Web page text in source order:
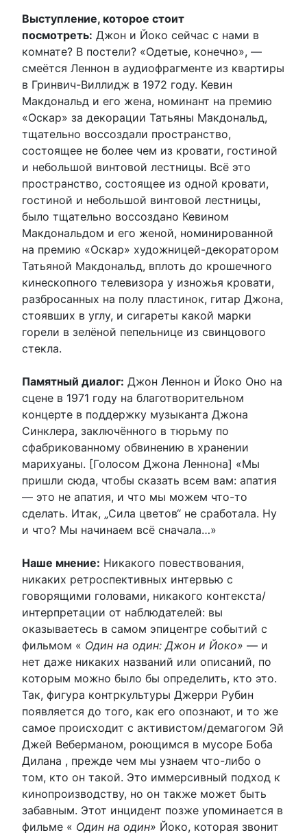
Выступление, которое стоит
посмотреть: Джон и Йоко сейчас с нами в
комнате? В постели? «Одетые, конечно», —
смеётся Леннон в аудиофрагменте из квартиры
в Гринвич-Виллидж в 1972 году. Кевин
Макдональд и его жена, номинант на премию
«Оскар» за декорации Татьяны Макдональд,
тщательно воссоздали пространство,
состоящее не более чем из кровати, гостиной
и небольшой винтовой лестницы. Всё это
пространство, состоящее из одной кровати,
гостиной и небольшой винтовой лестницы,
было тщательно воссоздано Кевином
Макдональдом и его женой, номинированной
на премию «Оскар» художницей-декоратором
Татьяной Макдональд, вплоть до крошечного
кинескопного телевизора у изножья кровати,
разбросанных на полу пластинок, гитар Джона,
стоявших в углу, и сигареты какой марки
горели в зелёной пепельнице из свинцового
стекла.
Памятный диалог: Джон Леннон и Йоко Оно на
сцене в 1971 году на благотворительном
концерте в поддержку музыканта Джона
Синклера, заключённого в тюрьму по
сфабрикованному обвинению в хранении
марихуаны. [Голосом Джона Леннона] «Мы
пришли сюда, чтобы сказать всем вам: апатия
— это не апатия, и что мы можем что-то
сделать. Итак, „Сила цветов“ не сработала. Ну
и что? Мы начинаем всё сначала…»
Наше мнение: Никакого повествования,
никаких ретроспективных интервью с
говорящими головами, никакого контекста/
интерпретации от наблюдателей: вы
оказываетесь в самом эпицентре событий с
фильмом « Один на один: Джон и Йоко» — и
нет даже никаких названий или описаний, по
которым можно было бы определить, кто это.
Так, фигура контркультуры Джерри Рубин
появляется до того, как его опознают, и то же
самое происходит с активистом/демагогом Эй
Джей Веберманом, роющимся в мусоре Боба
Дилана , прежде чем мы узнаем что-либо о
том, кто он такой. Это иммерсивный подход к
кинопроизводству, но он также может быть
забавным. Этот инцидент позже упоминается в
фильме « Один на один» Йоко, которая звонит